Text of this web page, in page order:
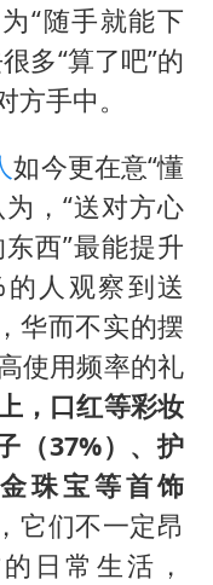
“随手就能下
多“算了吧”的
手中。
如今更在意“懂
，“送对方心
西”最能提升
人观察到送
华而不实的摆
使用频率的礼
，口红等彩妆
（37%）、护
珠宝等首饰
，它们不一定昂
日常生活，